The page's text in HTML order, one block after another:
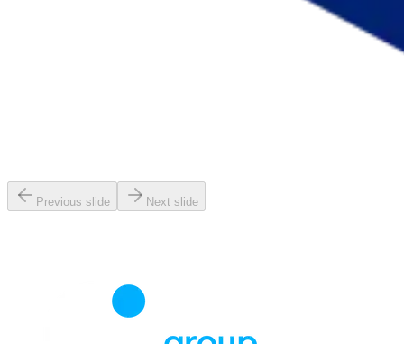
Previous slide Next slide